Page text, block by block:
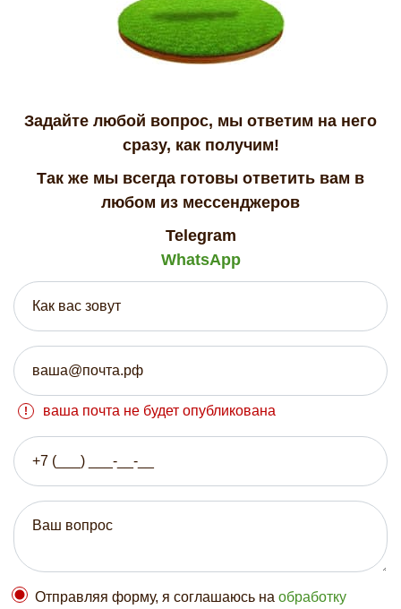
Задайте любой вопрос, мы ответим на него
сразу, как получим!
Так же мы всегда готовы ответить вам в
любом из мессенджеров
Telegram
WhatsApp
ваша почта не будет опубликована
Отправляя форму, я соглашаюсь на обработку